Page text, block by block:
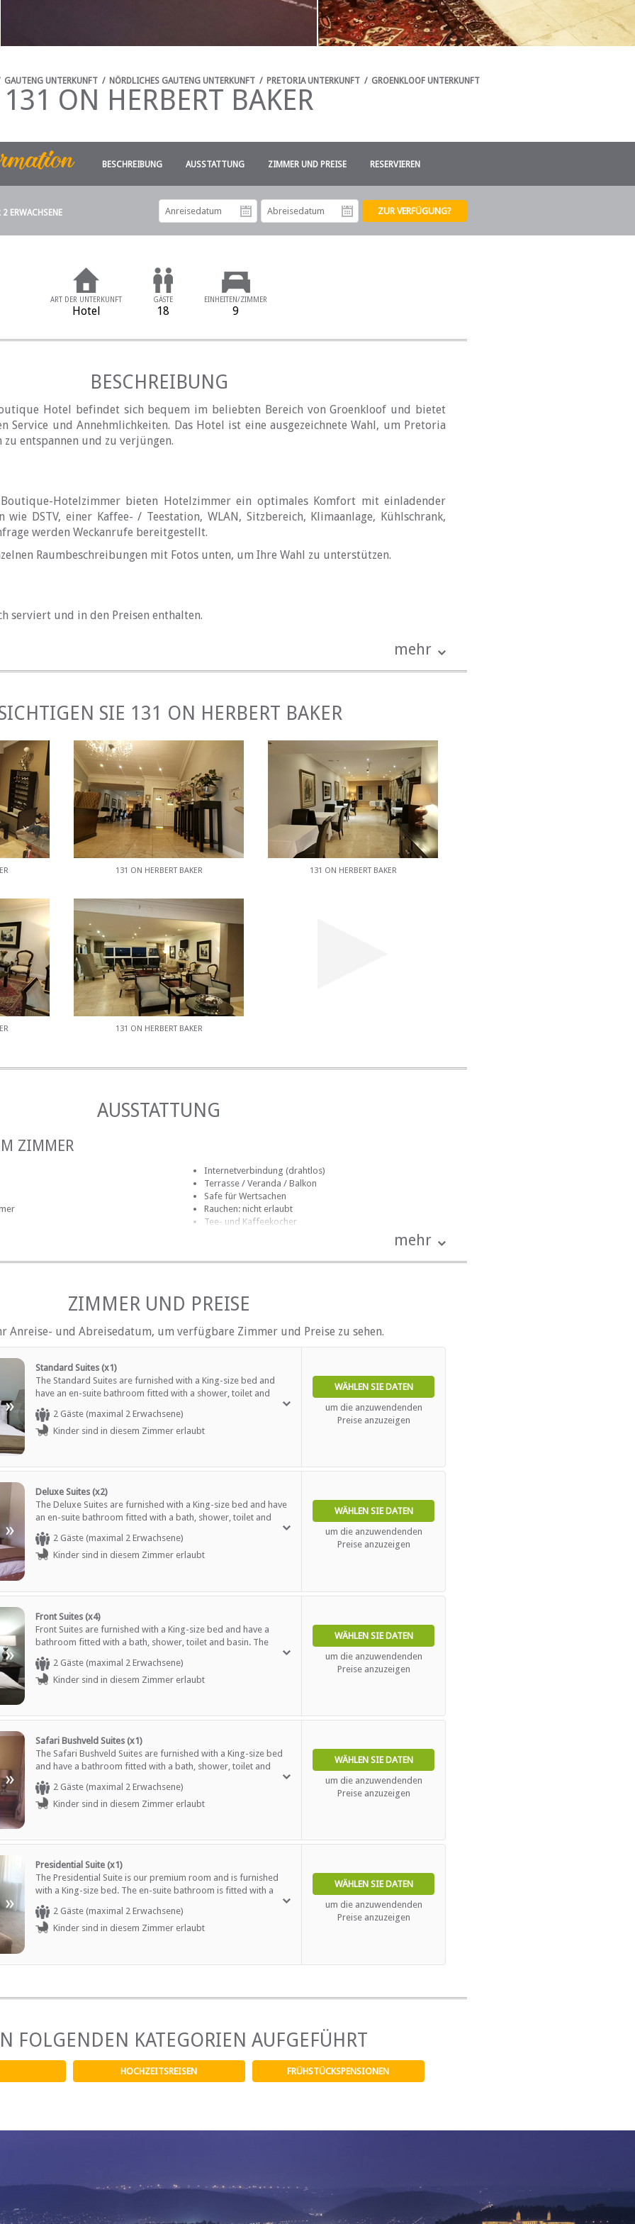
GAUTENG UNTERKUNFT / NÖRDLICHES GAUTENG UNTERKUNFT / PRETORIA UNTERKUNFT / GROENKLOOF UNTERKUNFT
131 ON HERBERT BAKER
BESCHREIBUNG AUSSTATTUNG ZIMMER UND PREISE RESERVIEREN
ERWACHSENE
ART DER UNTERKUNFT
Hotel
GÄSTE
18
EINHEITEN/ZIMMER
9
BESCHREIBUNG
Hotel befindet sich bequem im beliebten Bereich von Groenkloof und bietet
Service und Annehmlichkeiten. Das Hotel ist eine ausgezeichnete Wahl, um Pretoria
entspannen und zu verjüngen.
Hotelzimmer bieten Hotelzimmer ein optimales Komfort mit einladender
DSTV, einer Kaffee- / Teestation, WLAN, Sitzbereich, Klimaanlage, Kühlschrank,
werden Weckanrufe bereitgestellt.
Raumbeschreibungen mit Fotos unten, um Ihre Wahl zu unterstützen.
serviert und in den Preisen enthalten.
ein Wi-Fi, einen Café, einen Parkplatz, einen Wäscherei und den
AKTIVITÄTEN
Nähe gehören das VoorTrekker Monument, Fort Klapperkop, Fort Schanskop,
und Jan Cilliers Park. Es gibt auch eine Reihe von Restaurants und Einkaufszentren in
mehr
SIE 131 ON HERBERT BAKER
131 ON HERBERT BAKER 131 ON HERBERT BAKER
131 ON HERBERT BAKER
AUSSTATTUNG
ZIMMER
Internetverbindung (drahtlos)
Terrasse / Veranda / Balkon
Safe für Wertsachen
Rauchen: nicht erlaubt
Tee- und Kaffeekocher
Haustiere erlaubt (nach Absprache)
Rauchen: in abgegrenzten Gebieten
Schwimmbad
mehr
ZIMMER UND PREISE
Anreise- und Abreisedatum, um verfügbare Zimmer und Preise zu sehen.
»
Standard Suites (x1)
The Standard Suites are furnished with a King-size bed and
have an en-suite bathroom fitted with a shower, toilet and
basin. Towels are provided. The suite is equipped with an
electric kettle, tile/marble floor and flat-screen TV.
2 Gäste (maximal 2 Erwachsene)
Kinder sind in diesem Zimmer erlaubt
WÄHLEN SIE DATEN
um die anzuwendenden
Preise anzuzeigen
»
Deluxe Suites (x2)
The Deluxe Suites are furnished with a King-size bed and have
an en-suite bathroom fitted with a bath, shower, toilet and
basin. The rooms are equipped with a tea/coffee station and
TV. Rooms have direct access to the swimming pool.
2 Gäste (maximal 2 Erwachsene)
Kinder sind in diesem Zimmer erlaubt
WÄHLEN SIE DATEN
um die anzuwendenden
Preise anzuzeigen
»
Front Suites (x4)
Front Suites are furnished with a King-size bed and have a
bathroom fitted with a bath, shower, toilet and basin. The
spacious rooms have a balcony and views of the city. Room
facilities include a tea / coffee station and TV.
2 Gäste (maximal 2 Erwachsene)
Kinder sind in diesem Zimmer erlaubt
WÄHLEN SIE DATEN
um die anzuwendenden
Preise anzuzeigen
»
Safari Bushveld Suites (x1)
The Safari Bushveld Suites are furnished with a King-size bed
and have a bathroom fitted with a bath, shower, toilet and
basin. Room facilities include a tea / coffee station and a TV.
Rooms are spacious and comfortably decorated.
2 Gäste (maximal 2 Erwachsene)
Kinder sind in diesem Zimmer erlaubt
WÄHLEN SIE DATEN
um die anzuwendenden
Preise anzuzeigen
»
Presidential Suite (x1)
The Presidential Suite is our premium room and is furnished
with a King-size bed. The en-suite bathroom is fitted with a
bath, shower, toilet and basin. Room facilities include a tea /
coffee station, TV, ample storage and a desk.
2 Gäste (maximal 2 Erwachsene)
Kinder sind in diesem Zimmer erlaubt
WÄHLEN SIE DATEN
um die anzuwendenden
Preise anzuzeigen
FOLGENDEN KATEGORIEN AUFGEFÜHRT
HOCHZEITSREISEN FRÜHSTÜCKSPENSIONEN